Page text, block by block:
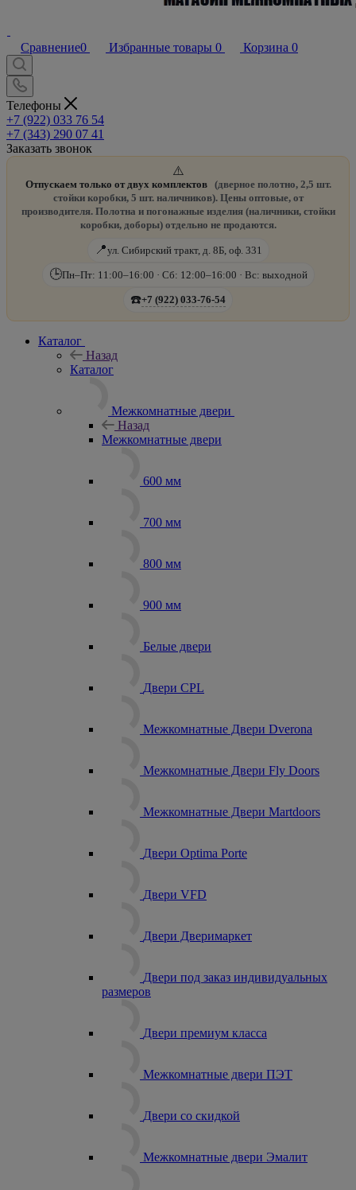
Сравнение0 Избранные товары 0 Корзина 0
Телефоны
+7 (922) 033 76 54
+7 (343) 290 07 41
Заказать звонок
⚠️
Отпускаем только от двух комплектов
(дверное полотно, 2,5 шт.
стойки коробки, 5 шт. наличников). Цены оптовые, от
производителя. Полотна и погонажные изделия (наличники, стойки
коробки, доборы) отдельно не продаются.
📍ул. Сибирский тракт, д. 8Б, оф. 331
🕒Пн–Пт: 11:00–16:00 · Сб: 12:00–16:00 · Вс: выходной
☎️+7 (922) 033-76-54
Каталог
Назад
Каталог
Межкомнатные двери
Назад
Межкомнатные двери
600 мм
700 мм
800 мм
900 мм
Белые двери
Двери CPL
Межкомнатные Двери Dverona
Межкомнатные Двери Fly Doors
Межкомнатные Двери Martdoors
Двери Optima Porte
Двери VFD
Двери Дверимаркет
Двери под заказ индивидуальных
размеров
Двери премиум класса
Межкомнатные двери ПЭТ
Двери со скидкой
Межкомнатные двери Эмалит